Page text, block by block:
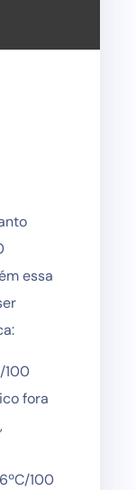
essa
100
fora
100